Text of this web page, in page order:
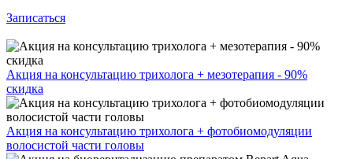
Записаться
Акция на консультацию трихолога + мезотерапия - 90%
скидка
Акция на консультацию трихолога + фотобиомодуляции
волосистой части головы